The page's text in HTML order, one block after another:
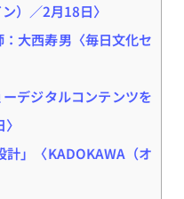
）／2月18日〉
大西寿男〈毎日文化セ
デジタルコンテンツを
」〈KADOKAWA（オ